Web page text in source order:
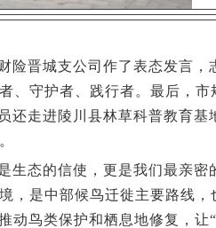
险晋城支公司作了表态发言
、守护者、践行者。最后，
还走进陵川县林草科普教育
生态的信使，更是我们最亲
，是中部候鸟迁徙主要路线
动鸟类保护和栖息地修复，